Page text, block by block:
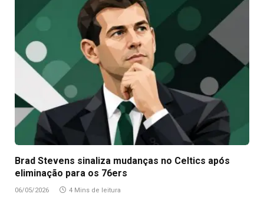
Brad Stevens sinaliza mudanças no Celtics após
eliminação para os 76ers
06/05/2026 4 Mins de leitura